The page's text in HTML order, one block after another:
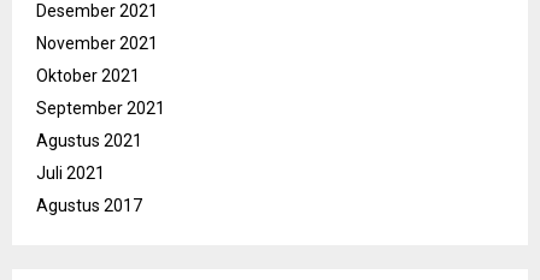
Desember 2021
November 2021
Oktober 2021
September 2021
Agustus 2021
Juli 2021
Agustus 2017